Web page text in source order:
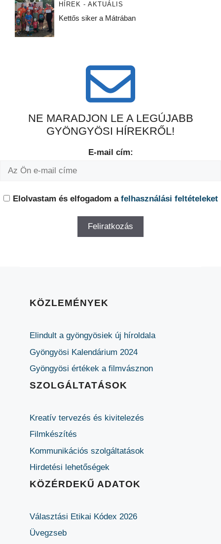
HÍREK - AKTUÁLIS
Kettős siker a Mátrában
NE MARADJON LE A LEGÚJABB
GYÖNGYÖSI HÍREKRŐL!
E-mail cím:
Elolvastam és elfogadom a felhasználási feltételeket
KÖZLEMÉNYEK
Elindult a gyöngyösiek új híroldala
Gyöngyösi Kalendárium 2024
Gyöngyösi értékek a filmvásznon
SZOLGÁLTATÁSOK
Kreatív tervezés és kivitelezés
Filmkészítés
Kommunikációs szolgáltatások
Hirdetési lehetőségek
KÖZÉRDEKŰ ADATOK
Választási Etikai Kódex 2026
Üvegzseb